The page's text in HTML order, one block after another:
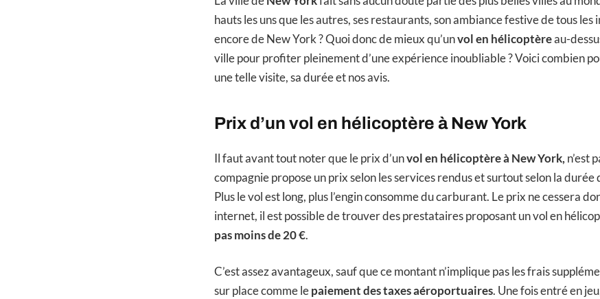
hauts les uns que les autres, ses restaurants, son ambiance festive de tous
encore de New York ? Quoi donc de mieux qu’unvol en hélicoptèreau-
ville pour profiter pleinement d’une expérience inoubliable ? Voici combien
une telle visite, sa durée et nos avis.
Prix d’un vol en hélicoptère à New York
Il faut avant tout noter que le prix d’unvol en hélicoptère à New York, n’est
compagnie propose un prix selon les services rendus et surtout selon la durée
Plus le vol est long, plus l’engin consomme du carburant. Le prix ne cessera
internet, il est possible de trouver des prestataires proposant un vol en
pas moins de 20 €.
C’est assez avantageux, sauf que ce montant n’implique pas les frais
sur place comme le paiement des taxes aéroportuaires. Une fois entré en